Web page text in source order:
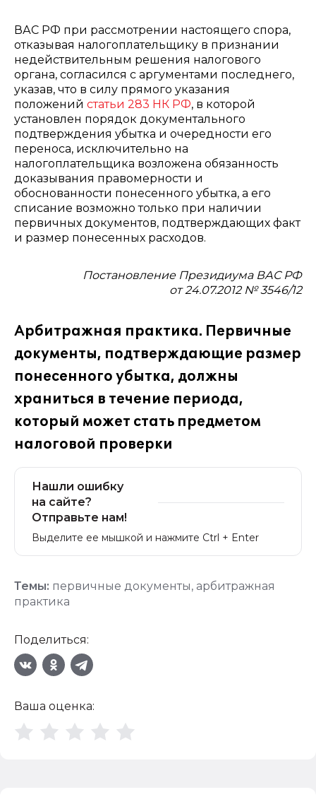
ВАС РФ при рассмотрении настоящего спора,
отказывая налогоплательщику в признании
недействительным решения налогового
органа, согласился с аргументами последнего,
указав, что в силу прямого указания
положений статьи 283 НК РФ, в которой
установлен порядок документального
подтверждения убытка и очередности его
переноса, исключительно на
налогоплательщика возложена обязанность
доказывания правомерности и
обоснованности понесенного убытка, а его
списание возможно только при наличии
первичных документов, подтверждающих факт
и размер понесенных расходов.
Постановление Президиума ВАС РФ
от 24.07.2012 № 3546/12
Арбитражная практика. Первичные
документы, подтверждающие размер
понесенного убытка, должны
храниться в течение периода,
который может стать предметом
налоговой проверки
Нашли ошибку
на сайте?
Отправьте нам!
Выделите ее мышкой и нажмите Ctrl + Enter
Темы: первичные документы, арбитражная
практика
Поделиться:
Ваша оценка: